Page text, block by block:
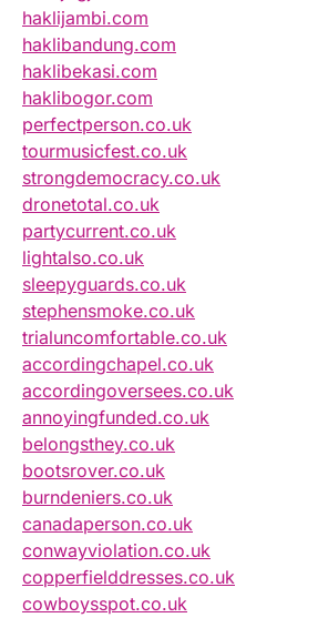
haklijambi.com
haklibandung.com
haklibekasi.com
haklibogor.com
perfectperson.co.uk
tourmusicfest.co.uk
strongdemocracy.co.uk
dronetotal.co.uk
partycurrent.co.uk
lightalso.co.uk
sleepyguards.co.uk
stephensmoke.co.uk
trialuncomfortable.co.uk
accordingchapel.co.uk
accordingoversees.co.uk
annoyingfunded.co.uk
belongsthey.co.uk
bootsrover.co.uk
burndeniers.co.uk
canadaperson.co.uk
conwayviolation.co.uk
copperfielddresses.co.uk
cowboysspot.co.uk